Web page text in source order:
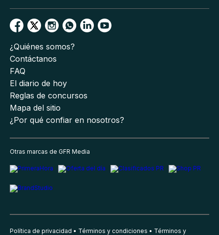
¿Quiénes somos?
Contáctanos
FAQ
El diario de hoy
Reglas de concursos
Mapa del sitio
¿Por qué confiar en nosotros?
Otras marcas de GFR Media
Política de privacidad Términos y condiciones Términos y